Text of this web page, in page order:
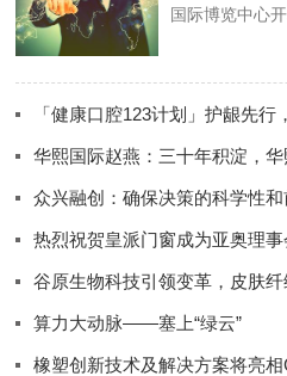
国际博览中心
「健康口腔123计划」护龈先行
华熙国际赵燕：三十年积淀，华
众兴融创：确保决策的科学性和
热烈祝贺皇派门窗成为亚奥理
谷原生物科技引领变革，皮肤纤
算力大动脉——塞上“绿云”
橡塑创新技术及解决方案将亮相